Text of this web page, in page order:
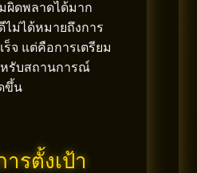
ผิดพลาดได้มาก
ไม่ได้หมายถึงการ
จ แต่คือการเตรียม
รับสถานการณ์
ขึ้น
รตั้งเป้า